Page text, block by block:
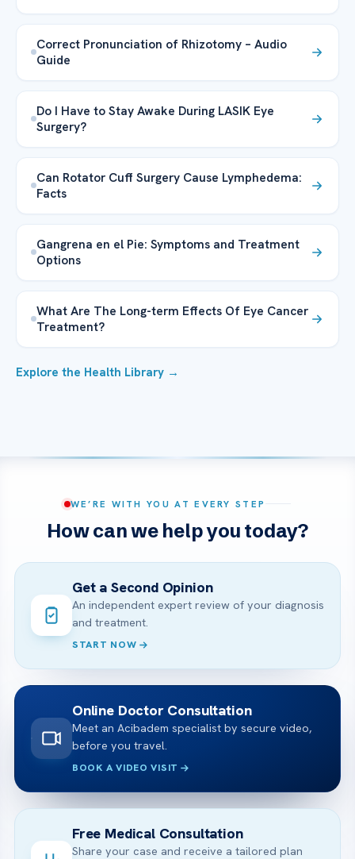
Correct Pronunciation of Rhizotomy – Audio
Guide
Do I Have to Stay Awake During LASIK Eye
Surgery?
Can Rotator Cuff Surgery Cause Lymphedema:
Facts
Gangrena en el Pie: Symptoms and Treatment
Options
What Are The Long-term Effects Of Eye Cancer
Treatment?
Explore the Health Library →
WE’RE WITH YOU AT EVERY STEP
How can we help you today?
Get a Second Opinion
An independent expert review of your diagnosis
and treatment.
START NOW
Online Doctor Consultation
Meet an Acibadem specialist by secure video,
before you travel.
BOOK A VIDEO VISIT
Free Medical Consultation
Share your case and receive a tailored plan